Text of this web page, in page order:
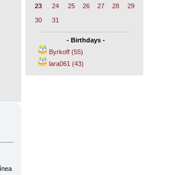
23
24 25 26 27 28
29
30
31
- Birthdays -
Byrkoff (55)
lara061 (43)